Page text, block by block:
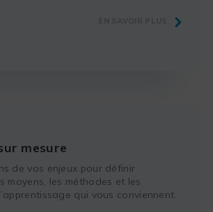
mesure
de vos enjeux pour définir
moyens, les méthodes et les
qui vous conviennent.